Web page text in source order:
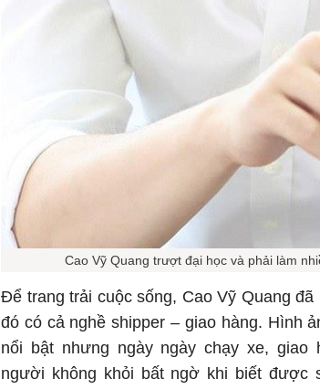
Cao Vỹ Quang trượt đại học và phải làm
Để trang trải cuộc sống, Cao Vỹ Quang
đó có cả nghề shipper – giao hàng. Hình
nổi bật nhưng ngày ngày chạy xe, giao
người không khỏi bất ngờ khi biết được